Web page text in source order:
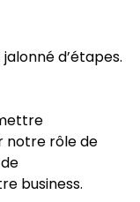
d’étapes.
notre rôle de
business.